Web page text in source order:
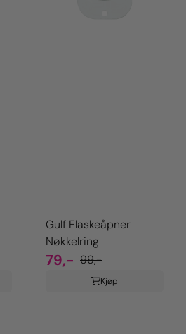
Gulf Flaskeåpner
Nøkkelring
79,- 99,-
Kjøp